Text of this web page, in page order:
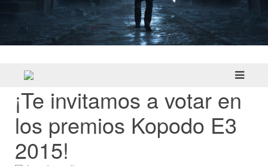
¡Te invitamos a votar en
los premios Kopodo E3
2015!